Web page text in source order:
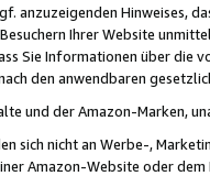
anzuzeigenden Hinweises,
Ihrer Website
Sie Informationen über die
den anwendbaren
und der Amazon-Marken,
sich nicht an Werbe-,
Amazon-Website oder